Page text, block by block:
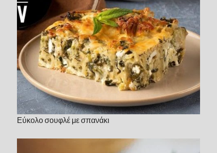
Εύκολο σουφλέ με σπανάκι